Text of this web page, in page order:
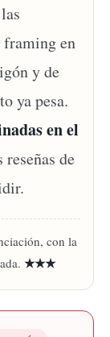
framing en
y de
ya pesa.
en el
de
con la
★★★